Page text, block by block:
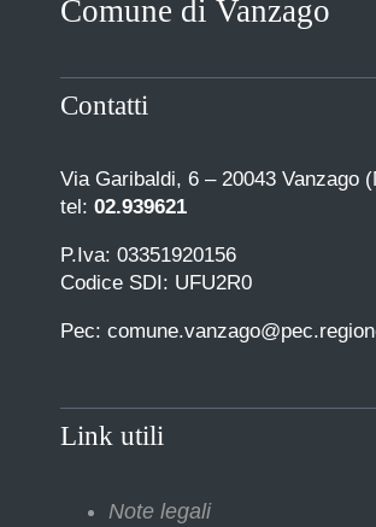
COMUNICAZIONE
Comune di Vanzago
Contatti
Via Garibaldi, 6 – 20043 Vanzago
tel: 02.939621
P.Iva: 03351920156
Codice SDI: UFU2R0
Pec:
Link utili
Note legali